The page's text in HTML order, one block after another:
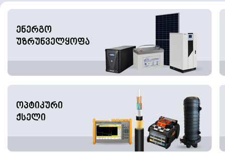
ენერგო
უზრუნველყოფა
ოპტიკური
ქსელი